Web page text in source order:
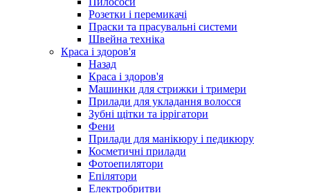
Розетки і перемикачі
Праски та прасувальні системи
Швейна техніка
Краса і здоров'я
Назад
Краса і здоров'я
Машинки для стрижки і тримери
Прилади для укладання волосся
Зубні щітки та іррігатори
Фени
Прилади для манікюру і педикюру
Косметичні прилади
Фотоепилятори
Епілятори
Електробритви